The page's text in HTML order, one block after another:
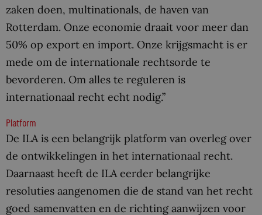
zaken doen, multinationals, de haven van
Rotterdam. Onze economie draait voor meer dan
50% op export en import. Onze krijgsmacht is er
mede om de internationale rechtsorde te
bevorderen. Om alles te reguleren is
internationaal recht echt nodig.”
Platform
De ILA is een belangrijk platform van overleg over
de ontwikkelingen in het internationaal recht.
Daarnaast heeft de ILA eerder belangrijke
resoluties aangenomen die de stand van het recht
goed samenvatten en de richting aanwijzen voor